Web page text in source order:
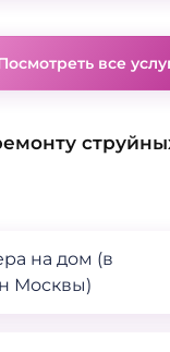
все
на дом (в
Москвы)